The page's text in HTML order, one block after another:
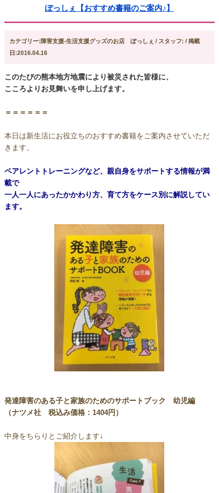
ぽっしぇ【おすすめ書籍のご案内♪】
カテゴリー:障害支援-生活支援グッズのお店 ぽっしぇ / スタッフ: / 掲載
日:2016.04.16
このたびの熊本地方地震により被災された皆様に、
こころよりお見舞いを申し上げます。
＝＝＝＝＝＝
本日は新生活にお役立ちのおすすめ書籍をご案内させていただ
きます。
ペアレントトレーニングなど、親自身をサポートする情報が満
載で
一人一人にあったかかわり方、育て方をケース別に解説してい
ます。
発達障害のある子と家族のためのサポートブック 幼児編
（ナツメ社 税込み価格：1404円）
中身をちらりとご紹介します↓